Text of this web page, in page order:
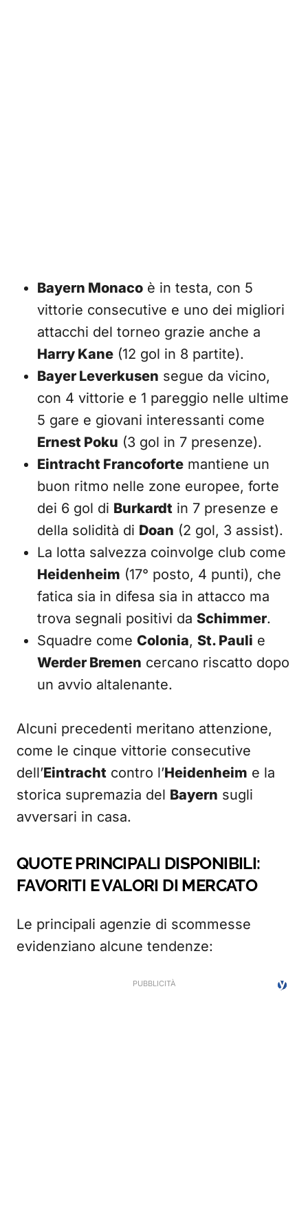
Bayern Monaco è in testa, con 5
vittorie consecutive e uno dei migliori
attacchi del torneo grazie anche a
Harry Kane (12 gol in 8 partite).
Bayer Leverkusen segue da vicino,
con 4 vittorie e 1 pareggio nelle ultime
5 gare e giovani interessanti come
Ernest Poku (3 gol in 7 presenze).
Eintracht Francoforte mantiene un
buon ritmo nelle zone europee, forte
dei 6 gol di Burkardt in 7 presenze e
della solidità di Doan (2 gol, 3 assist).
La lotta salvezza coinvolge club come
Heidenheim (17° posto, 4 punti), che
fatica sia in difesa sia in attacco ma
trova segnali positivi da Schimmer.
Squadre come Colonia, St. Pauli e
Werder Bremen cercano riscatto dopo
un avvio altalenante.
Alcuni precedenti meritano attenzione,
come le cinque vittorie consecutive
dell’Eintracht contro l’Heidenheim e la
storica supremazia del Bayern sugli
avversari in casa.
QUOTE PRINCIPALI DISPONIBILI:
FAVORITI E VALORI DI MERCATO
Le principali agenzie di scommesse
evidenziano alcune tendenze: